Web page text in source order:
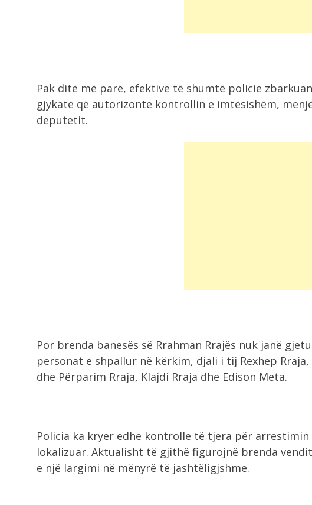
Pak ditë më parë, efektivë të shumtë policie
gjykate që autorizonte kontrollin e imtësishëm,
deputetit.
Por brenda banesës së Rrahman Rrajës nuk janë
personat e shpallur në kërkim, djali i tij Rexhep
dhe Përparim Rraja, Klajdi Rraja dhe Edison Meta.
Policia ka kryer edhe kontrolle të tjera për
lokalizuar. Aktualisht të gjithë figurojnë brenda
e një largimi në mënyrë të jashtëligjshme.